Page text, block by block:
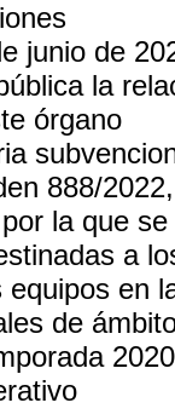
junio de
la
órgano
888/
la que
a
equipos en
de